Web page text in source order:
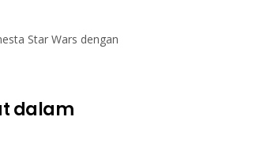
Star Wars dengan
dalam